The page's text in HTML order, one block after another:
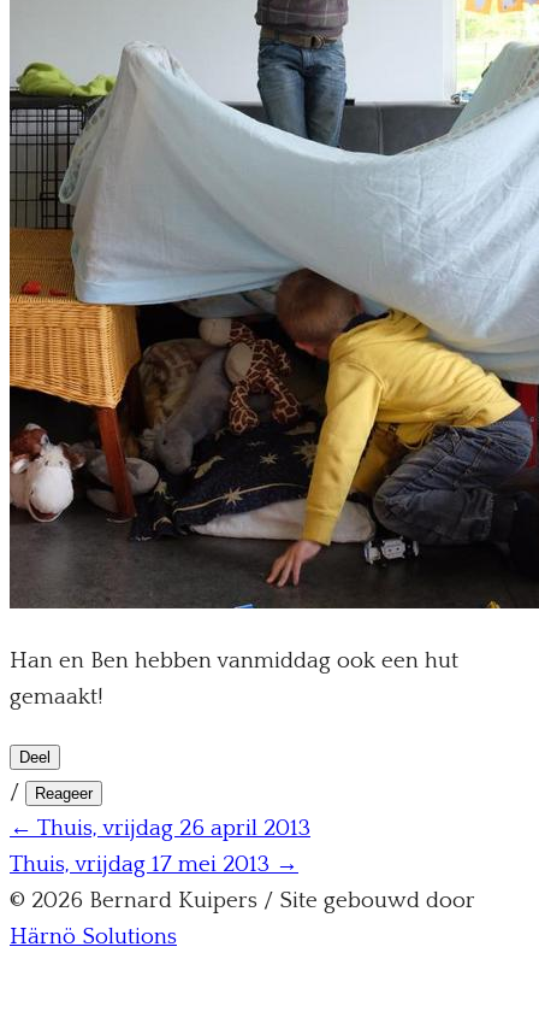
Han en Ben hebben vanmiddag ook een hut
gemaakt!
Deel
/ Reageer
← Thuis, vrijdag 26 april 2013
Thuis, vrijdag 17 mei 2013 →
© 2026 Bernard Kuipers / Site gebouwd door
Härnö Solutions